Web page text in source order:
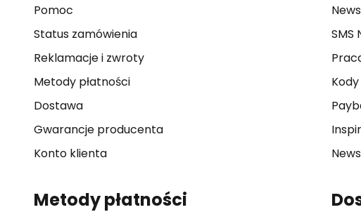
Pomoc
Status zamówienia
Reklamacje i zwroty
Metody płatności
Dostawa
Gwarancje producenta
Konto klienta
SMS
Metody płatności